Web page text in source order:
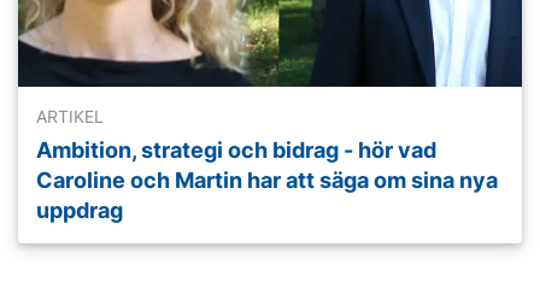
ARTIKEL
Ambition, strategi och bidrag - hör vad
Caroline och Martin har att säga om sina nya
uppdrag